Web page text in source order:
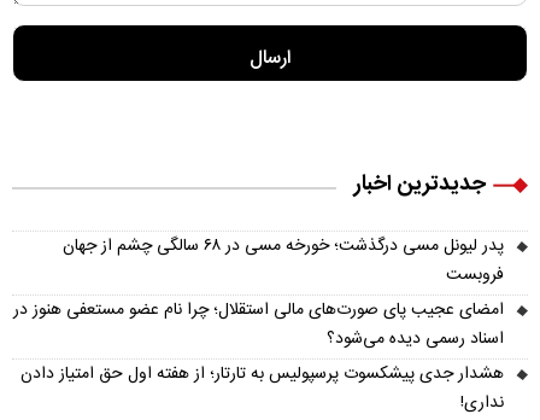
جدیدترین اخبار
پدر لیونل مسی درگذشت؛ خورخه مسی در ۶۸ سالگی چشم از جهان
فروبست
امضای عجیب پای صورت‌های مالی استقلال؛ چرا نام عضو مستعفی هنوز در
اسناد رسمی دیده می‌شود؟
هشدار جدی پیشکسوت پرسپولیس به تارتار؛ از هفته اول حق امتیاز دادن
نداری!